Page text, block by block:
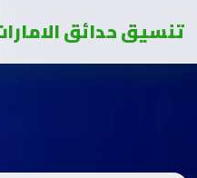
تنسيق حدائق